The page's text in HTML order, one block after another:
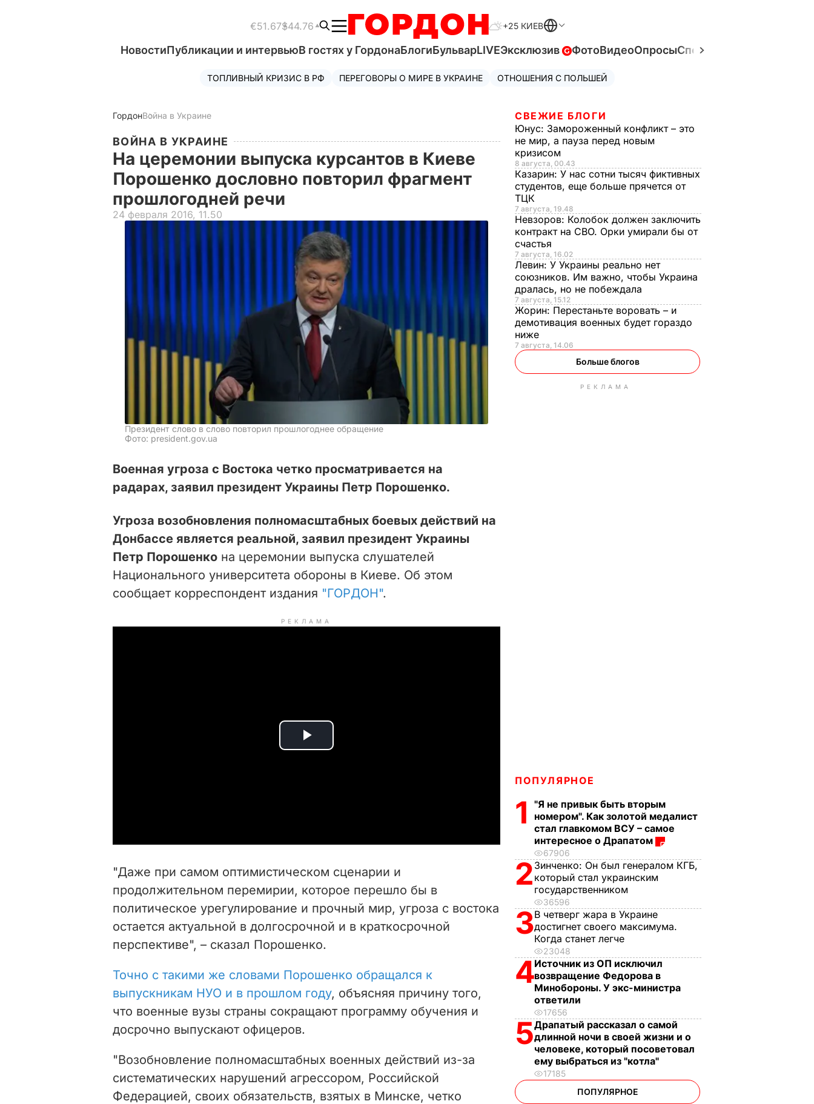
€51.67$44.76 +25 КИЕВ
НовостиПубликации и интервьюВ гостях у ГордонаБлогиБульварLIVEЭксклюзив ФотоВидеоОпросыСпецпроекты
ТОПЛИВНЫЙ КРИЗИС В РФ ПЕРЕГОВОРЫ О МИРЕ В УКРАИНЕ ОТНОШЕНИЯ С ПОЛЬШЕЙ
ГордонВойна в Украине
ВОЙНА В УКРАИНЕ
На церемонии выпуска курсантов в Киеве
Порошенко дословно повторил фрагмент
прошлогодней речи
24 февраля 2016, 11.50
Президент слово в слово повторил прошлогоднее обращение
Фото: president.gov.ua
Военная угроза с Востока четко просматривается на
радарах, заявил президент Украины Петр Порошенко.
Угроза возобновления полномасштабных боевых действий на
Донбассе является реальной, заявил президент Украины
Петр Порошенко на церемонии выпуска слушателей
Национального университета обороны в Киеве. Об этом
сообщает корреспондент издания "ГОРДОН".
РЕКЛАМА
P
i
d
e
o
"Даже при самом оптимистическом сценарии и
продолжительном перемирии, которое перешло бы в
политическое урегулирование и прочный мир, угроза с востока
остается актуальной в долгосрочной и в краткосрочной
перспективе", – сказал Порошенко.
Точно с такими же словами Порошенко обращался к
выпускникам НУО и в прошлом году, объясняя причину того,
что военные вузы страны сокращают программу обучения и
досрочно выпускают офицеров.
"Возобновление полномасштабных военных действий из-за
систематических нарушений агрессором, Российской
Федерацией, своих обязательств, взятых в Минске, четко
СВЕЖИЕ БЛОГИ
Юнус: Замороженный конфликт – это
не мир, а пауза перед новым
кризисом
8 августа, 00.43
Казарин: У нас сотни тысяч фиктивных
студентов, еще больше прячется от
ТЦК
7 августа, 19.48
Невзоров: Колобок должен заключить
контракт на СВО. Орки умирали бы от
счастья
7 августа, 16.02
Левин: У Украины реально нет
союзников. Им важно, чтобы Украина
дралась, но не побеждала
7 августа, 15.12
Жорин: Перестаньте воровать – и
демотивация военных будет гораздо
ниже
7 августа, 14.06
Больше блогов
РЕКЛАМА
ПОПУЛЯРНОЕ
1
"Я не привык быть вторым
номером". Как золотой медалист
стал главкомом ВСУ – самое
интересное о Драпатом
67906
2 Зинченко: Он был генералом КГБ,
который стал украинским
государственником
36596
3В четверг жара в Украине
достигнет своего максимума.
Когда станет легче
23048
4Источник из ОП исключил
возвращение Федорова в
Минобороны. У экс-министра
ответили
17656
5Драпатый рассказал о самой
длинной ночи в своей жизни и о
человеке, который посоветовал
ему выбраться из "котла"
17185
ПОПУЛЯРНОЕ